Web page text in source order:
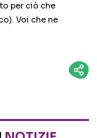
per ciò che
Voi che ne